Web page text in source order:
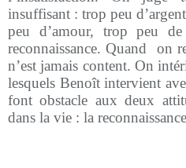
insuffisant : trop peu
peu d’amour, trop peu
reconnaissance. Quand
on
n’est jamais content. On
lesquels Benoît intervient
font obstacle aux deux
dans la vie : la